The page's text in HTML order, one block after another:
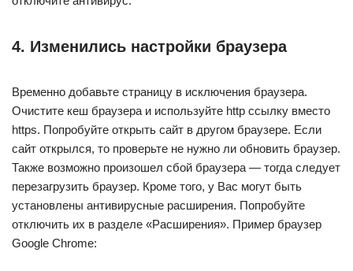
4. Изменились настройки браузера
Временно добавьте страницу в исключения браузера.
Очистите кеш браузера и используйте http ссылку вместо
https. Попробуйте открыть сайт в другом браузере. Если
сайт открылся, то проверьте не нужно ли обновить браузер.
Также возможно произошел сбой браузера — тогда следует
перезагрузить браузер. Кроме того, у Вас могут быть
установлены антивирусные расширения. Попробуйте
отключить их в разделе «Расширения». Пример браузер
Google Chrome: